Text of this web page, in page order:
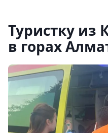
Туристку из
в горах